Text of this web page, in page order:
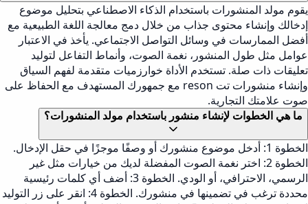
يقوم مولد المنشورات باستخدام الذكاء الاصطناعي بتحليل موضوع
إدخالك وإنشاء محتوى جذاب من خلال دمج معالجة اللغة الطبيعية مع
أفضل الممارسات في وسائل التواصل الاجتماعي. يأخذ في الاعتبار
عوامل مثل طول المنشور، نغمة الصوت، وأنماط التفاعل لتوليد
تعليقات ذات صلة. تستخدم الأداة خوارزميات متقدمة لفهم السياق
وإنشاء منشورات تت reson مع جمهورك المستهدف مع الحفاظ على
صوت علامتك التجارية.
ما هي الخطوات لإنشاء منشور باستخدام مولد المنشورات؟
الخطوة 1: أدخل موضوع منشورك أو وصفًا موجزًا في حقل الإدخال.
الخطوة 2: اختر نغمة الصوت المفضلة لديك من خيارات مثل غير
الرسمي، الاحترافي، أو الودي. الخطوة 3: أضف أي كلمات رئيسية
محددة ترغب في تضمينها في منشورك. الخطوة 4: انقر على زر التوليد